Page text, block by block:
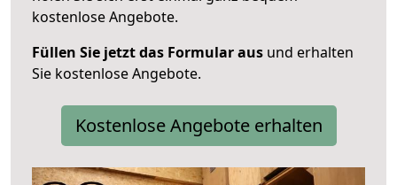
kostenlose Angebote.
Füllen Sie jetzt das Formular aus und erhalten
Sie kostenlose Angebote.
Kostenlose Angebote erhalten